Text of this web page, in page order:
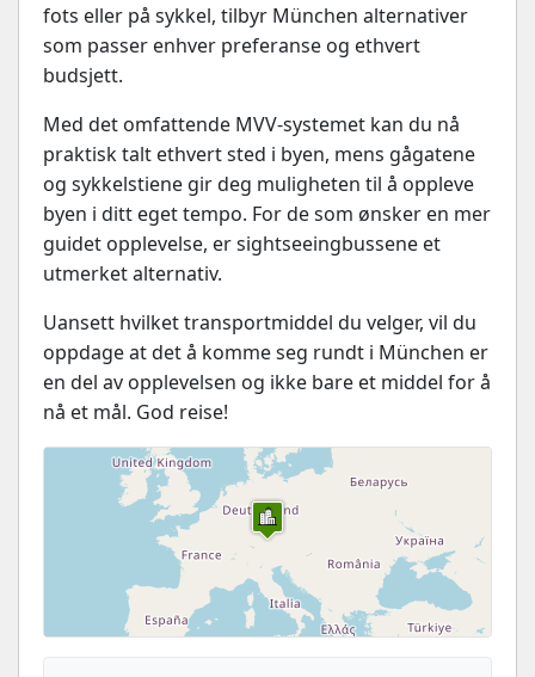
fots eller på sykkel, tilbyr München alternativer
som passer enhver preferanse og ethvert
budsjett.
Med det omfattende MVV-systemet kan du nå
praktisk talt ethvert sted i byen, mens gågatene
og sykkelstiene gir deg muligheten til å oppleve
byen i ditt eget tempo. For de som ønsker en mer
guidet opplevelse, er sightseeingbussene et
utmerket alternativ.
Uansett hvilket transportmiddel du velger, vil du
oppdage at det å komme seg rundt i München er
en del av opplevelsen og ikke bare et middel for å
nå et mål. God reise!